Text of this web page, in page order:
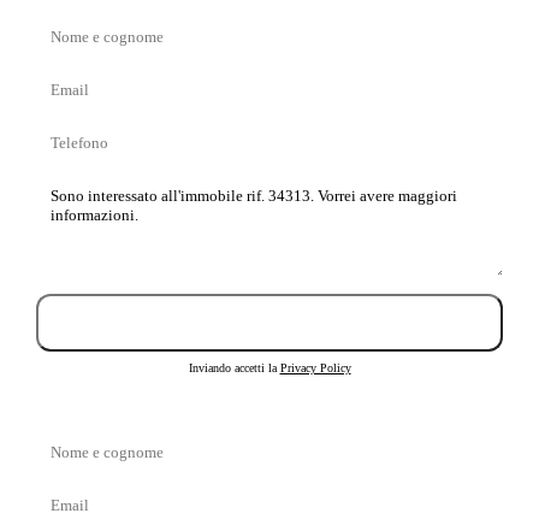
Nome
cognome
Email
Telefono
Messaggio
Inviando accetti la Privacy Policy
Nome
cognome
Email